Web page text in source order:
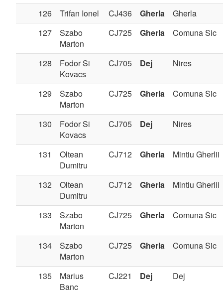
126
Trifan Ionel CJ436 Gherla
Gherla
127
Szabo
Marton
CJ725 Gherla Comuna Sic
128
Fodor Si
Kovacs
CJ705 Dej Nires
129
Szabo
Marton
CJ725 Gherla Comuna Sic
130
Fodor Si
Kovacs
CJ705 Dej Nires
131
Oltean
Dumitru
CJ712 Gherla Mintiu Gherlii
132
Oltean
Dumitru
CJ712 Gherla Mintiu Gherlii
133
Szabo
Marton
CJ725 Gherla Comuna Sic
134
Szabo
Marton
CJ725 Gherla Comuna Sic
135
Marius
Banc
CJ221 Dej Dej